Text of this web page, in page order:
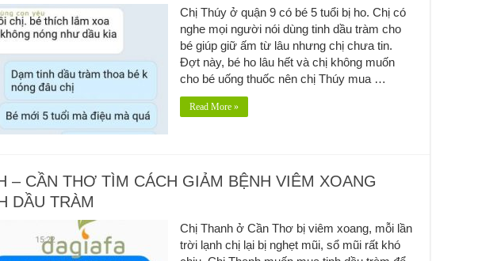
Chị Thúy ở quận 9 có bé 5 tuổi bị ho. Chị có
nghe mọi người nói dùng tinh dầu tràm cho
bé giúp giữ ấm từ lâu nhưng chị chưa tin.
Đợt này, bé ho lâu hết và chị không muốn
cho bé uống thuốc nên chị Thúy mua …
Read More »
– CẦN THƠ TÌM CÁCH GIẢM BỆNH VIÊM XOANG
DẦU TRÀM
Chị Thanh ở Cần Thơ bị viêm xoang, mỗi lần
trời lạnh chị lại bị nghẹt mũi, sổ mũi rất khó